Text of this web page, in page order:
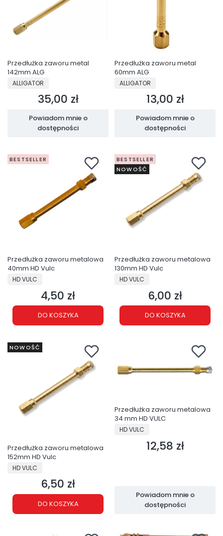
Przedłużka zaworu metal
142mm ALG
PRODUCENT
ALLIGATOR
Cena
35,00 zł
Powiadom mnie o
dostępności
Przedłużka zaworu metal
60mm ALG
PRODUCENT
ALLIGATOR
Cena
13,00 zł
Powiadom mnie o
dostępności
BESTSELLER
Przedłużka zaworu metalowa
40mm HD Vulc
PRODUCENT
HD VULC
Cena
4,50 zł
DO KOSZYKA
BESTSELLER
NOWOŚĆ
Przedłużka zaworu metalowa
130mm HD Vulc
PRODUCENT
HD VULC
Cena
6,00 zł
DO KOSZYKA
NOWOŚĆ
Przedłużka zaworu metalowa
152mm HD Vulc
PRODUCENT
HD VULC
Cena
6,50 zł
DO KOSZYKA
Przedłużka zaworu metalowa
34 mm HD VULC
PRODUCENT
HD VULC
Cena
12,58 zł
Powiadom mnie o
dostępności